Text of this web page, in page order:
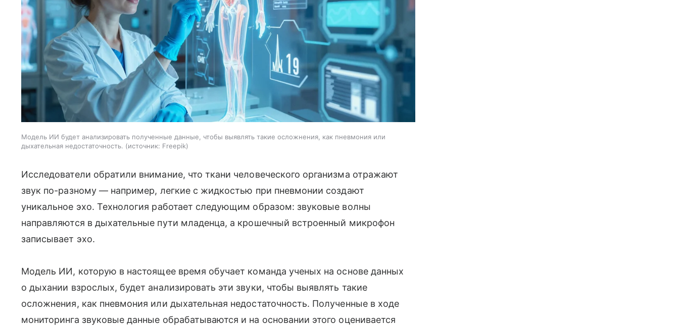
Модель ИИ будет анализировать полученные данные, чтобы выявлять такие осложнения, как пневмония или
дыхательная недостаточность.
источник: Freepik
Исследователи обратили внимание, что ткани человеческого организма отражают
звук по-разному — например, легкие с жидкостью при пневмонии создают
уникальное эхо. Технология работает следующим образом: звуковые волны
направляются в дыхательные пути младенца, а крошечный встроенный микрофон
записывает эхо.
Модель ИИ, которую в настоящее время обучает команда ученых на основе данных
о дыхании взрослых, будет анализировать эти звуки, чтобы выявлять такие
осложнения, как пневмония или дыхательная недостаточность. Полученные в ходе
мониторинга звуковые данные обрабатываются и на основании этого оценивается